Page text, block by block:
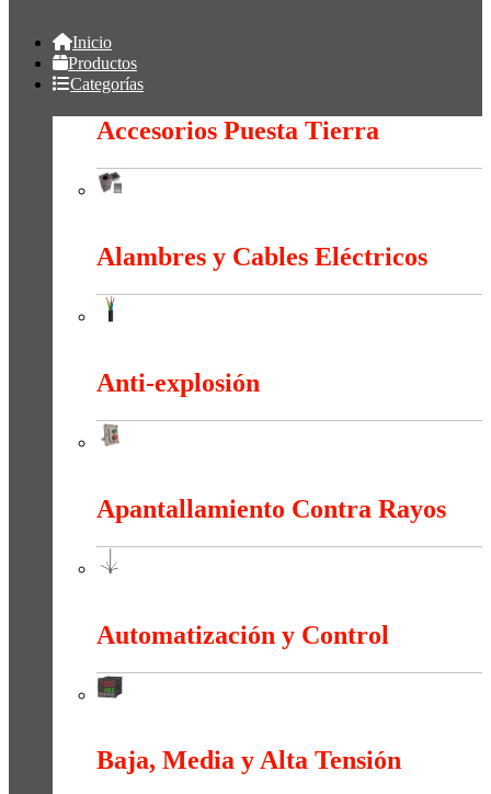
Inicio
Productos
Categorías
Accesorios Puesta Tierra
Alambres y Cables Eléctricos
Anti-explosión
Apantallamiento Contra Rayos
Automatización y Control
Baja, Media y Alta Tensión